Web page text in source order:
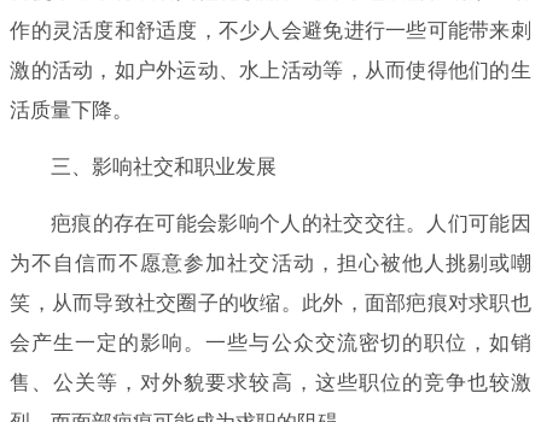
作的灵活度和舒适度，不少人会避免进行一些可能带来刺
激的活动，如户外运动、水上活动等，从而使得他们的生
活质量下降。
三、影响社交和职业发展
疤痕的存在可能会影响个人的社交交往。人们可能因
为不自信而不愿意参加社交活动，担心被他人挑剔或嘲
笑，从而导致社交圈子的收缩。此外，面部疤痕对求职也
会产生一定的影响。一些与公众交流密切的职位，如销
售、公关等，对外貌要求较高，这些职位的竞争也较激